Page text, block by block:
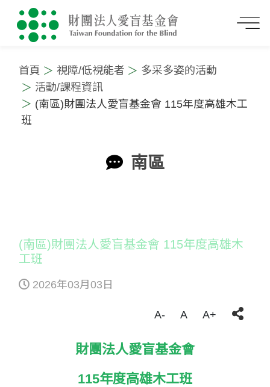
首頁 視障/低視能者
多采多姿的活動
活動/課程資訊
(南區)財團法人愛盲基金會 115年度高雄木工
班
南區
(南區)財團法人愛盲基金會 115年度高雄木
工班
2026年03月03日
A- A A+
財團法人愛盲基金會
115年度高雄木工班